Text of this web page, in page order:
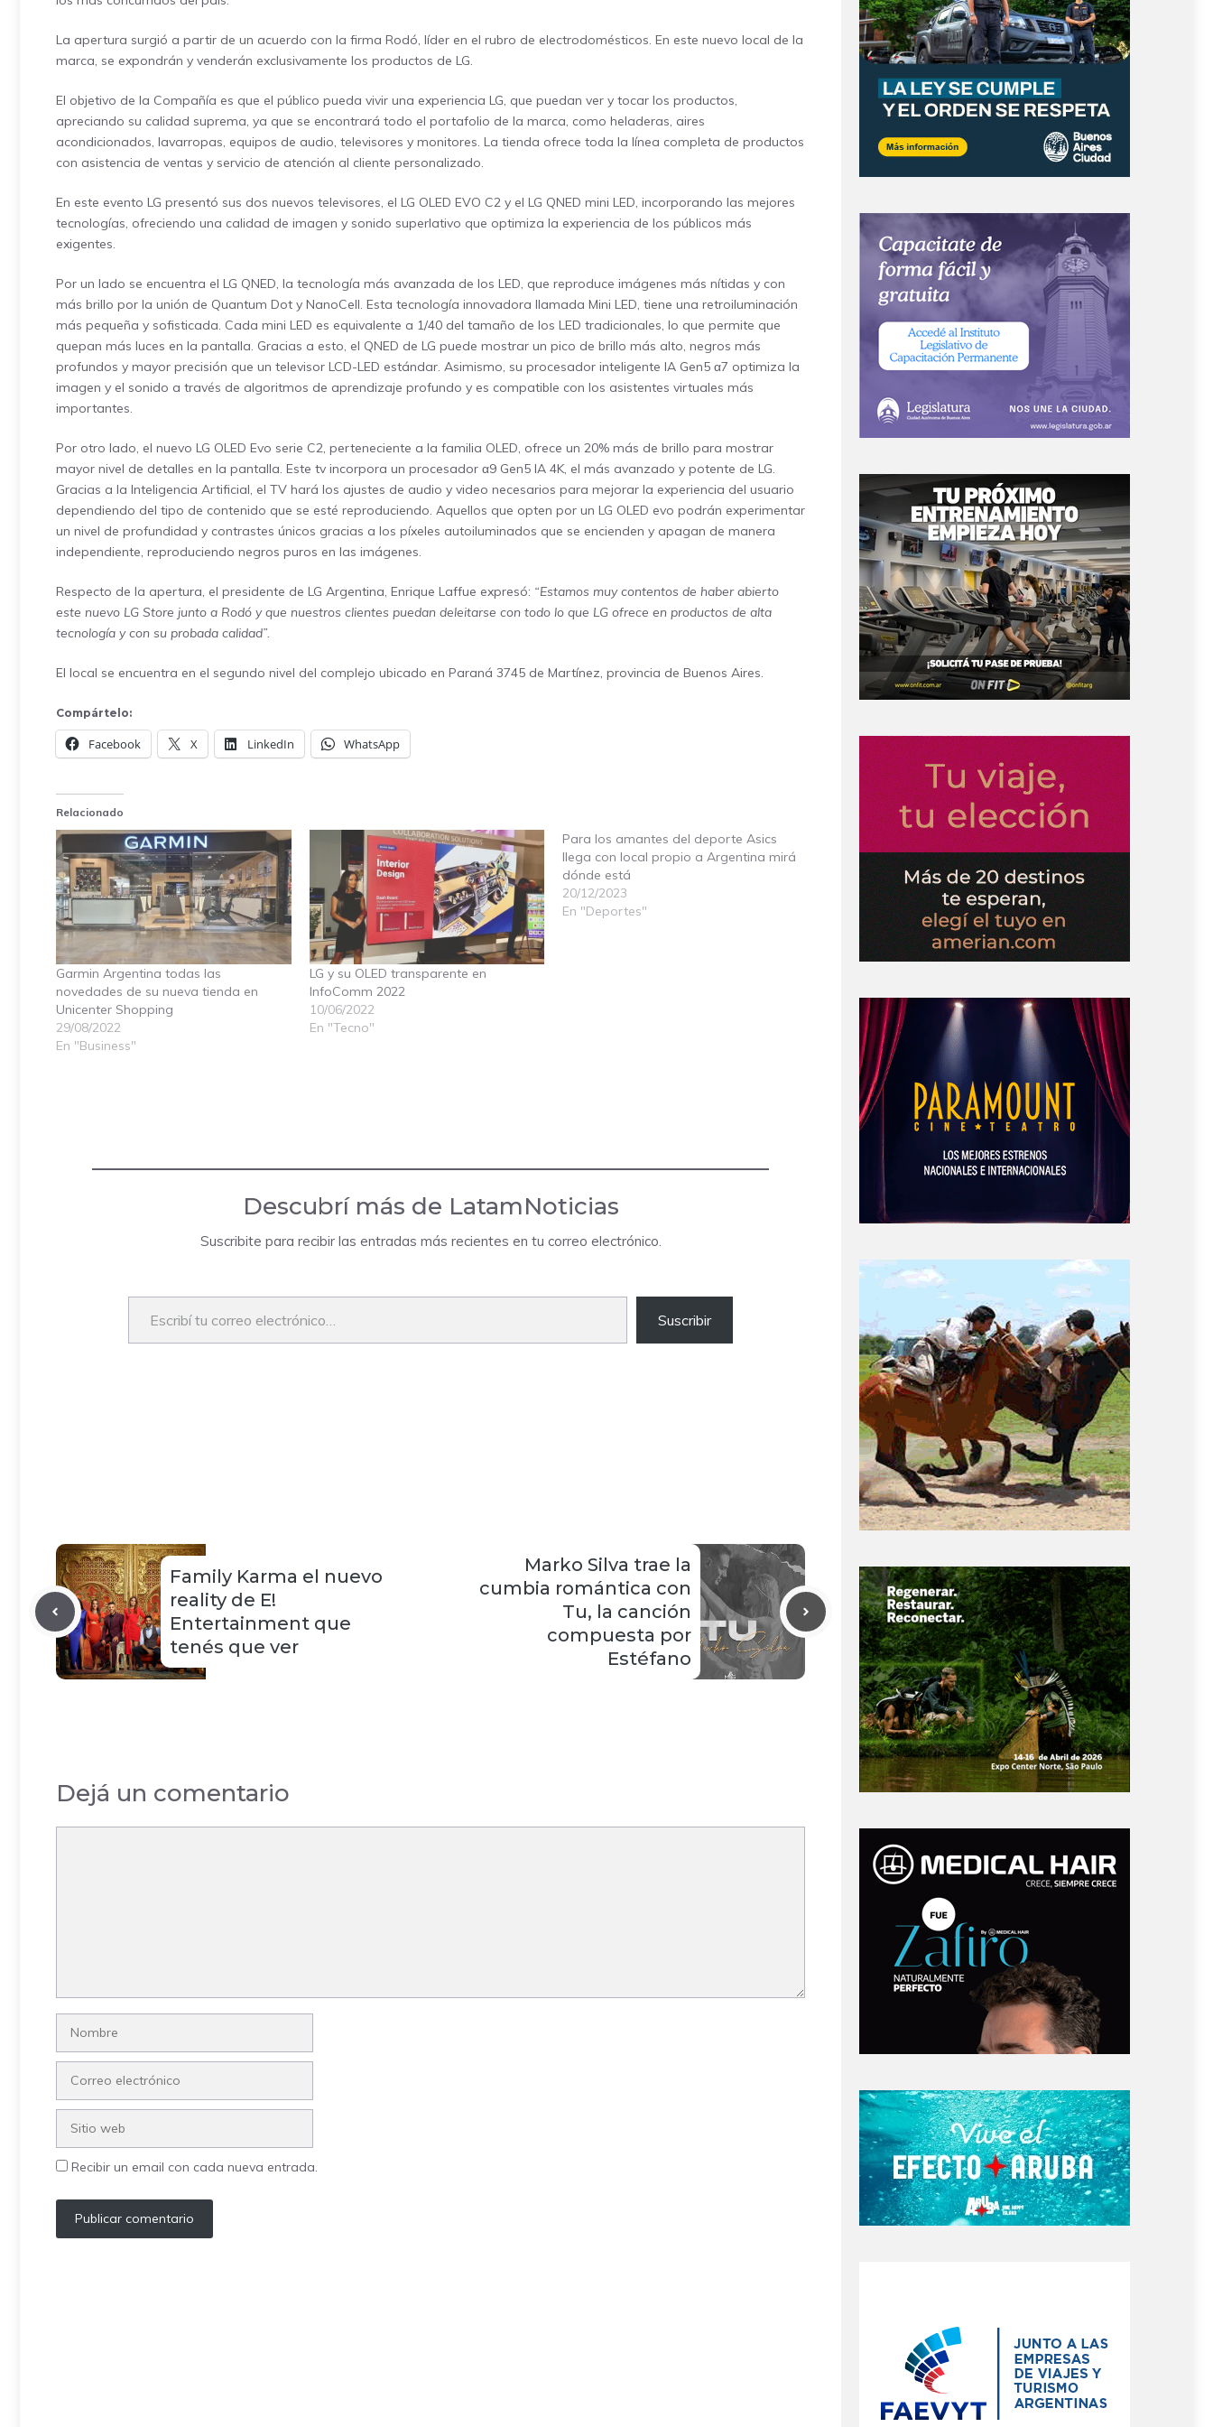
La apertura surgió a partir de un acuerdo con la firma Rodó, líder en el rubro de electrodomésticos. En este nuevo local de la
marca, se expondrán y venderán exclusivamente los productos de LG.
El objetivo de la Compañía es que el público pueda vivir una experiencia LG, que puedan ver y tocar los productos,
apreciando su calidad suprema, ya que se encontrará todo el portafolio de la marca, como heladeras, aires
acondicionados, lavarropas, equipos de audio, televisores y monitores. La tienda ofrece toda la línea completa de productos
con asistencia de ventas y servicio de atención al cliente personalizado.
En este evento LG presentó sus dos nuevos televisores, el LG OLED EVO C2 y el LG QNED mini LED, incorporando las mejores
tecnologías, ofreciendo una calidad de imagen y sonido superlativo que optimiza la experiencia de los públicos más
exigentes.
Por un lado se encuentra el LG QNED, la tecnología más avanzada de los LED, que reproduce imágenes más nítidas y con
más brillo por la unión de Quantum Dot y NanoCell. Esta tecnología innovadora llamada Mini LED, tiene una retroiluminación
más pequeña y sofisticada. Cada mini LED es equivalente a 1/40 del tamaño de los LED tradicionales, lo que permite que
quepan más luces en la pantalla. Gracias a esto, el QNED de LG puede mostrar un pico de brillo más alto, negros más
profundos y mayor precisión que un televisor LCD-LED estándar. Asimismo, su procesador inteligente IA Gen5 α7 optimiza la
imagen y el sonido a través de algoritmos de aprendizaje profundo y es compatible con los asistentes virtuales más
importantes.
Por otro lado, el nuevo LG OLED Evo serie C2, perteneciente a la familia OLED, ofrece un 20% más de brillo para mostrar
mayor nivel de detalles en la pantalla. Este tv incorpora un procesador α9 Gen5 IA 4K, el más avanzado y potente de LG.
Gracias a la Inteligencia Artificial, el TV hará los ajustes de audio y video necesarios para mejorar la experiencia del usuario
dependiendo del tipo de contenido que se esté reproduciendo. Aquellos que opten por un LG OLED evo podrán experimentar
un nivel de profundidad y contrastes únicos gracias a los píxeles autoiluminados que se encienden y apagan de manera
independiente, reproduciendo negros puros en las imágenes.
Respecto de la apertura, el presidente de LG Argentina, Enrique Laffue expresó: “Estamos muy contentos de haber abierto
este nuevo LG Store junto a Rodó y que nuestros clientes puedan deleitarse con todo lo que LG ofrece en productos de alta
tecnología y con su probada calidad”.
El local se encuentra en el segundo nivel del complejo ubicado en Paraná 3745 de Martínez, provincia de Buenos Aires.
Compártelo:
Facebook X LinkedIn WhatsApp
Relacionado
Garmin Argentina todas las
novedades de su nueva tienda en
Unicenter Shopping
29/08/2022
En "Business"
LG y su OLED transparente en
InfoComm 2022
10/06/2022
En "Tecno"
Para los amantes del deporte Asics
llega con local propio a Argentina mirá
dónde está
20/12/2023
En "Deportes"
Descubrí más de LatamNoticias
Suscribite para recibir las entradas más recientes en tu correo electrónico.
Escribí tu correo electrónico…
Suscribir
Family Karma el nuevo
reality de E!
Entertainment que
tenés que ver
Marko Silva trae la
cumbia romántica con
Tu, la canción
compuesta por
Estéfano
Dejá un comentario
Recibir un email con cada nueva entrada.